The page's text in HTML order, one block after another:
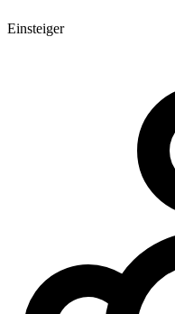
Einsteiger